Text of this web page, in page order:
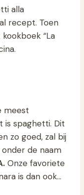
alla
recept. Toen
“La
meest
spaghetti. Dit
zo goed, zal bij
de naam
Onze favoriete
is dan ook…